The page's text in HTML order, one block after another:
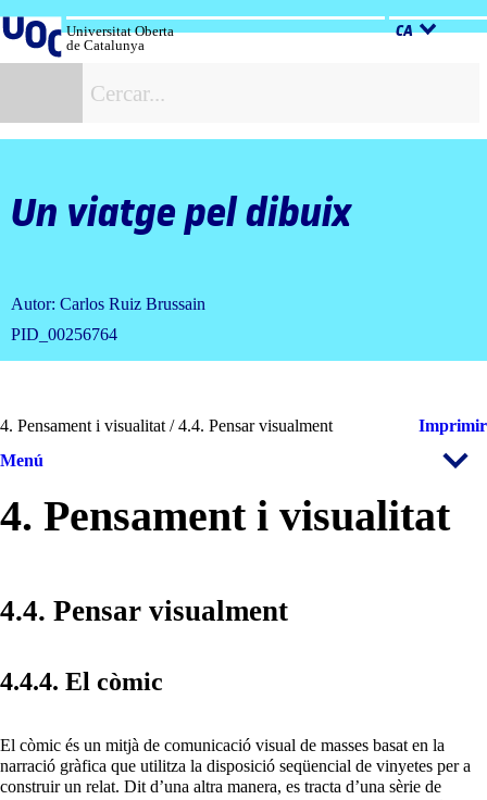
al
contingut
Universitat Oberta
de Catalunya
CA
Un viatge pel dibuix
Autor: Carlos Ruiz Brussain
PID_00256764
4. Pensament i visualitat / 4.4. Pensar visualment
Imprimir
Menú
4. Pensament i visualitat
4.4. Pensar visualment
4.4.4. El còmic
El còmic és un mitjà de comunicació visual de masses basat en la
narració gràfica que utilitza la disposició seqüencial de vinyetes per a
construir un relat. Dit d’una altra manera, es tracta d’una sèrie de